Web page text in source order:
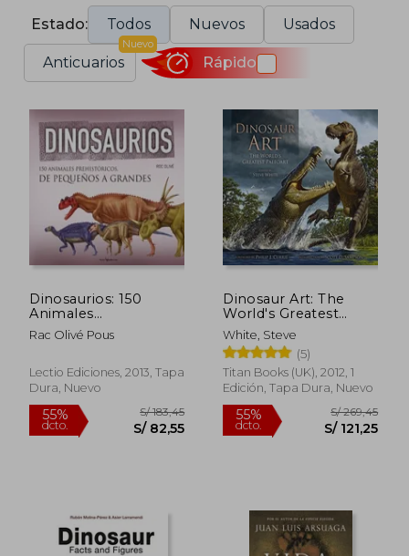
Estado: Todos Nuevos Usados
Anticuarios
Nuevo
Rápido
Dinosaurios: 150
Animales
Prehistóricos, de
Pequeños a Grandes
Rac Olivé Pous
Lectio Ediciones, 2013, Tapa
Dura, Nuevo
55%
dcto. S/ 82,55
Dinosaur Art: The
World's Greatest
Paleoart (en Inglés)
White, Steve
(5)
Titan Books (UK), 2012, 1
Edición, Tapa Dura, Nuevo
55%
dcto.